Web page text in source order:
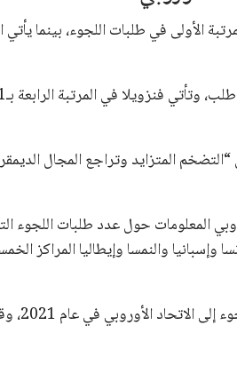
المرتبة الأولى في طلبات اللجوء، بينما
“التضخم المتزايد وتراجع المجال
المعلومات حول عدد طلبات اللجوء
والنمسا وإيطاليا المراكز